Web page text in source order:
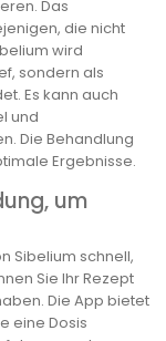
Das
die nicht
wird
sondern als
Es kann auch
und
Die Behandlung
Ergebnisse.
um
Sibelium schnell,
Sie Ihr Rezept
Die App bietet
eine Dosis